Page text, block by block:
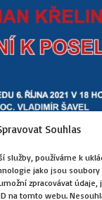
Souhlas
služby, používáme k
jako jsou soubory
zpracovávat údaje,
na tomto webu.